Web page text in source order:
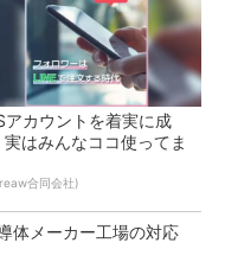
アカウントを着実に成
実はみんなココ使ってま
合同会社)
体メーカー工場の対応